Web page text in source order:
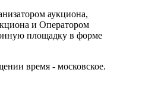
аукциона,
и Оператором
площадку в форме
время - московское.